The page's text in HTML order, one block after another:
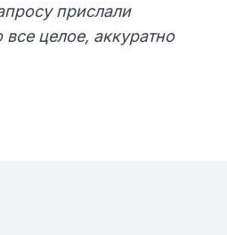
прислали
целое, аккуратно